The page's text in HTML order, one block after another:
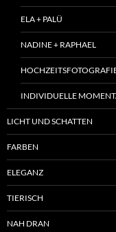
ELA + PALÜ
NADINE + RAPHAEL
INDIVIDUELLE
LICHT UND SCHATTEN
FARBEN
ELEGANZ
TIERISCH
NAH DRAN